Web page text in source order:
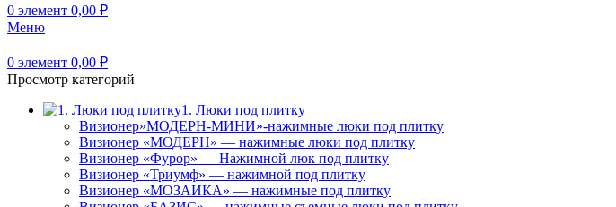
0 элемент 0,00 ₽
Меню
0 элемент 0,00 ₽
Просмотр категорий
1. Люки под плитку
Визионер»МОДЕРН-МИНИ»-нажимные люки под плитку
Визионер «МОДЕРН» — нажимные люки под плитку
Визионер «Фурор» — Нажимной люк под плитку
Визионер «Триумф» — нажимной под плитку
Визионер «МОЗАИКА» — нажимные под плитку